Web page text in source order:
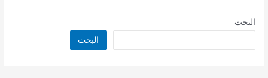
البحث
البحث